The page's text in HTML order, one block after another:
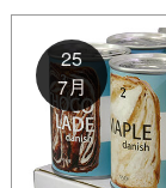
25
7月